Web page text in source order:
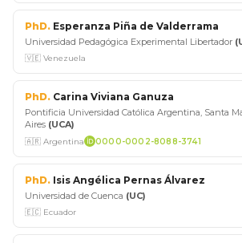
PhD. Esperanza Piña de Valderrama
Universidad Pedagógica Experimental Libertador
🇻🇪 Venezuela
PhD. Carina Viviana Ganuza
Pontificia Universidad Católica Argentina, Santa
Aires (UCA)
🇦🇷 Argentina 0000-0002-8088-3741
PhD. Isis Angélica Pernas Álvarez
Universidad de Cuenca (UC)
🇪🇨 Ecuador